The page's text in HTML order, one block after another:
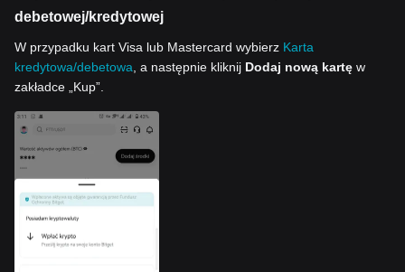
debetowej/kredytowej
W przypadku kart Visa lub Mastercard wybierz Karta
kredytowa/debetowa , a następnie kliknij Dodaj nową kartę w
zakładce „Kup”.